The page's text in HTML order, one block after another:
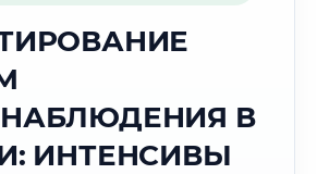
🕍
В
ИНТЕНСИВЫ